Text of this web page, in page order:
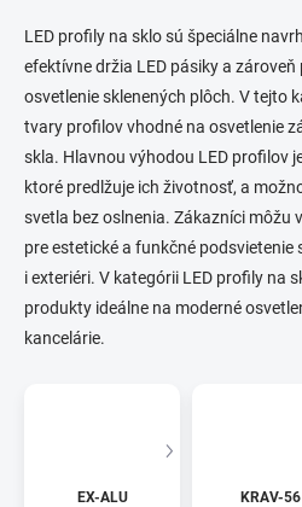
LED profily na sklo sú špeciálne
efektívne držia LED pásiky a
osvetlenie sklenených plôch. V tejto
tvary profilov vhodné na osvetlenie
skla. Hlavnou výhodou LED profilov
ktoré predlžuje ich životnosť, a
svetla bez oslnenia. Zákazníci môžu
pre estetické a funkčné podsvietenie
i exteriéri. V kategórii LED profily na
produkty ideálne na moderné
kancelárie.
EX-ALU KRAV-56